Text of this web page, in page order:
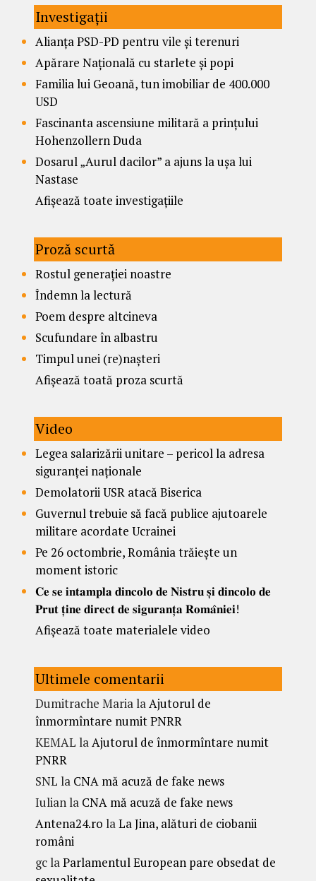
Investigații
Alianța PSD-PD pentru vile și terenuri
Apărare Națională cu starlete și popi
Familia lui Geoană, tun imobiliar de 400.000
USD
Fascinanta ascensiune militară a prințului
Hohenzollern Duda
Dosarul „Aurul dacilor” a ajuns la ușa lui
Nastase
Afișează toate investigațiile
Proză scurtă
Rostul generației noastre
Îndemn la lectură
Poem despre altcineva
Scufundare în albastru
Timpul unei (re)nașteri
Afișează toată proza scurtă
Video
Legea salarizării unitare – pericol la adresa
siguranței naționale
Demolatorii USR atacă Biserica
Guvernul trebuie să facă publice ajutoarele
militare acordate Ucrainei
Pe 26 octombrie, România trăiește un
moment istoric
𝐂𝐞 𝐬𝐞 𝐢𝐧𝐭𝐚𝐦𝐩𝐥𝐚 𝐝𝐢𝐧𝐜𝐨𝐥𝐨 𝐝𝐞 𝐍𝐢𝐬𝐭𝐫𝐮 𝐬̦𝐢 𝐝𝐢𝐧𝐜𝐨𝐥𝐨 𝐝𝐞
𝐏𝐫𝐮𝐭 𝐭̦𝐢𝐧𝐞 𝐝𝐢𝐫𝐞𝐜𝐭 𝐝𝐞 𝐬𝐢𝐠𝐮𝐫𝐚𝐧𝐭̦𝐚 𝐑𝐨𝐦𝐚̂𝐧𝐢𝐞𝐢!
Afișează toate materialele video
Ultimele comentarii
Dumitrache MarialaAjutorul de
înmormîntare numit PNRR
KEMAL laAjutorul de înmormîntare numit
PNRR
SNL la CNA mă acuză de fake news
Iulianla CNA mă acuză de fake news
Antena24.ro laLa Jina, alături de ciobanii
români
gclaParlamentul European pare obsedat de